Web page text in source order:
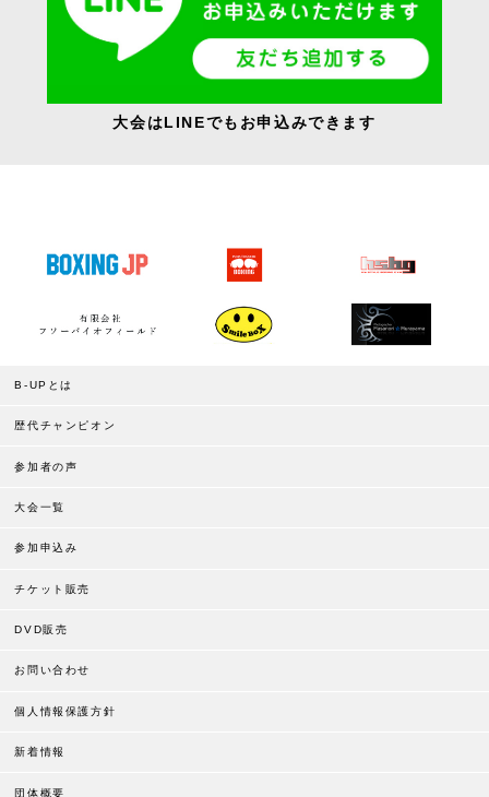
大会はLINEでもお申込みできます
B-UPとは
歴代チャンピオン
参加者の声
大会一覧
参加申込み
チケット販売
DVD販売
お問い合わせ
個人情報保護方針
新着情報
団体概要